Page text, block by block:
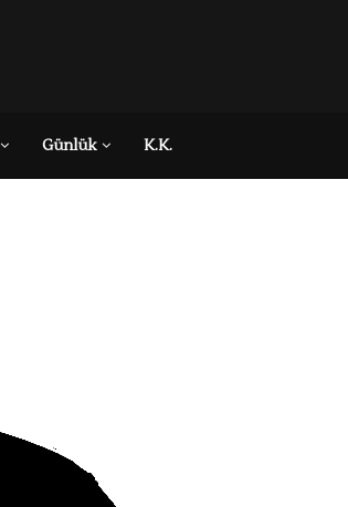
Günlük K.K.